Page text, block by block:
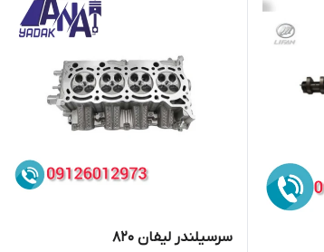
سرسیلندر لیفان 820